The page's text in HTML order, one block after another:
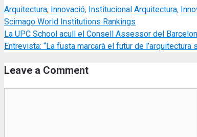
Categories
Arquitectura, Innovació, Institucional Tags
Arquitectura,
Scimago World Institutions Rankings
La UPC School acull el Consell Assessor del
Entrevista: “La fusta marcarà el futur de l’arquitectura
Leave a Comment